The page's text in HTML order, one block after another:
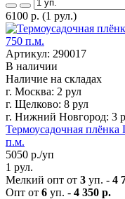
6100 р. (1 рул.)
Артикул: 290017
В наличии
Наличие на складах
г. Москва: 2 рул
г. Щелково: 8 рул
г. Нижний Новгород: 3
Термоусадочная
п.м.
5050 р./уп
1 рул.
Мелкий опт от 3 уп. - 4
Опт от 6 уп. - 4 350 р.